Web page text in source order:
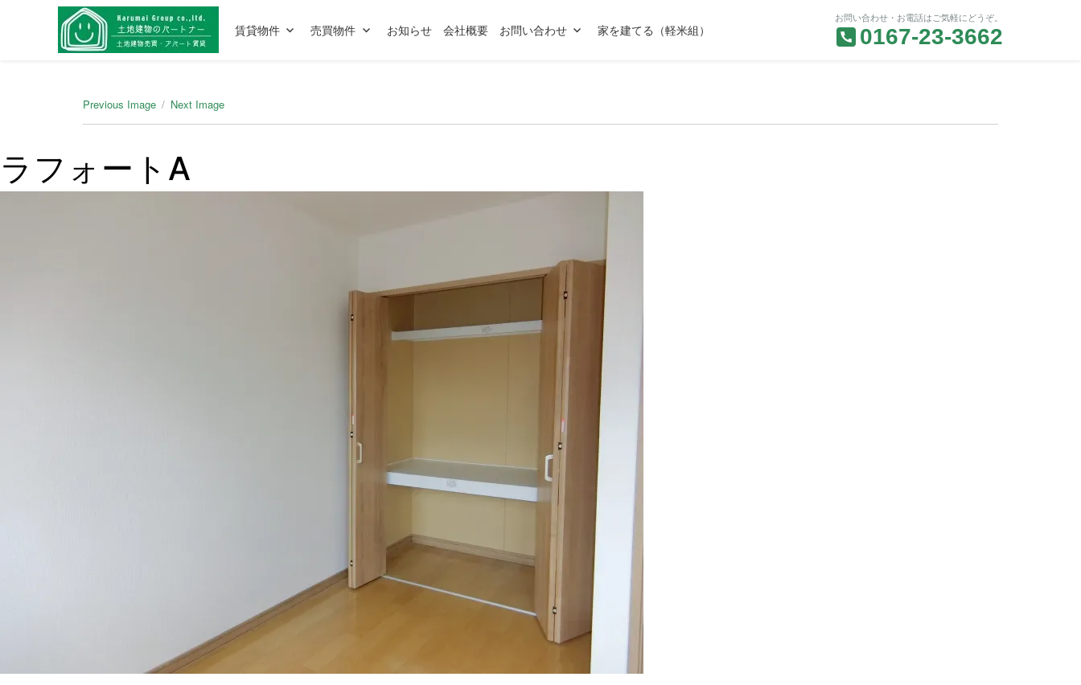
賃貸物件 売買物件 お知らせ 会社概要 お問い合わせ 家を建てる（軽米組）
お問い合わせ・お電話はご気軽にどうぞ。
0167-23-3662
Previous Image Next Image
ラフォートA